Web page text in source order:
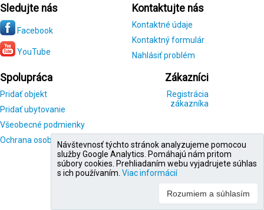
Sledujte nás
Facebook
YouTube
Kontaktujte nás
Kontaktné údaje
Kontaktný formulár
Nahlásiť problém
Spolupráca
Pridať objekt
Pridať ubytovanie
Všeobecné podmienky
Ochrana osobných údajov
Zákazníci
Registrácia
zákazníka
Návštevnosť týchto stránok analyzujeme pomocou
služby Google Analytics. Pomáhajú nám pritom
súbory cookies. Prehliadaním webu vyjadrujete súhlas
s ich používaním. Viac informácií